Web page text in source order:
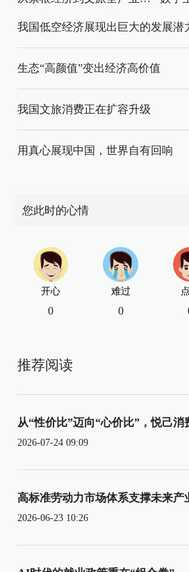
我国低空经济展现出巨大的发展潜
生态“高颜值”变出经济高价值
我国文旅消费正在扩容升级
用真心展现中国，世界自有回响
您此时的心情
开心
0
难过
0
推荐阅读
从“性价比”迈向“心价比”，悦己消
2026-07-24 09:09
高标准劳动力市场体系支撑未来产
2026-06-23 10:26